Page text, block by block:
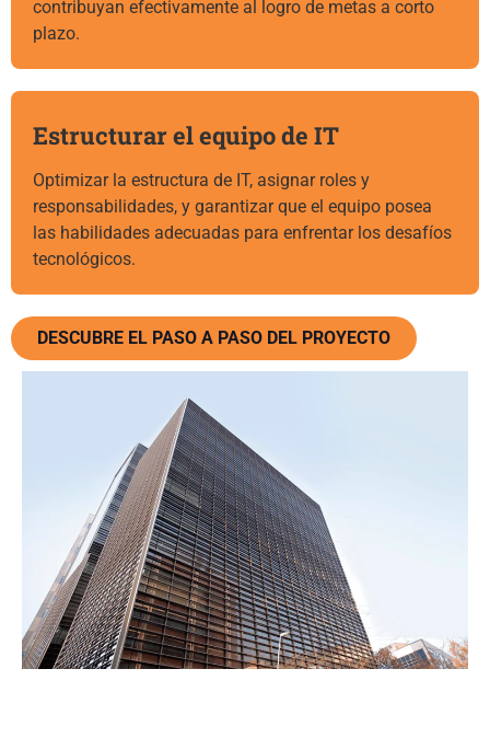
contribuyan efectivamente al logro de metas a corto
plazo.
Estructurar el equipo de IT
Optimizar la estructura de IT, asignar roles y
responsabilidades, y garantizar que el equipo posea
las habilidades adecuadas para enfrentar los desafíos
tecnológicos.
DESCUBRE EL PASO A PASO DEL PROYECTO